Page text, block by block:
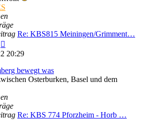
Re: KBS815 Meiningen/Grimment…
Beitrag
20:29
bewegt was
Osterburken, Basel und dem
Re: KBS 774 Pforzheim - Horb …